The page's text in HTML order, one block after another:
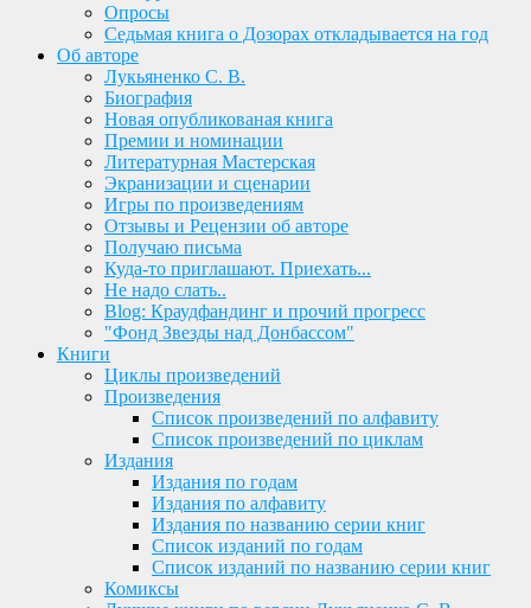
Опросы
Седьмая книга о Дозорах откладывается на год
Об авторе
Лукьяненко С. В.
Биография
Новая опубликованая книга
Премии и номинации
Литературная Мастерская
Экранизации и сценарии
Игры по произведениям
Отзывы и Рецензии об авторе
Получаю письма
Куда-то приглашают. Приехать...
Не надо слать..
Blog: Краудфандинг и прочий прогресс
"Фонд Звезды над Донбассом"
Книги
Циклы произведений
Произведения
Список произведений по алфавиту
Список произведений по циклам
Издания
Издания по годам
Издания по алфавиту
Издания по названию серии книг
Список изданий по годам
Список изданий по названию серии книг
Комиксы